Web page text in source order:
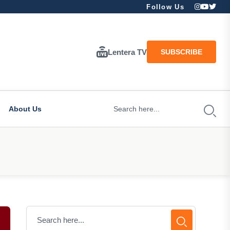
Follow Us
Lentera TV SUBSCRIBE
About Us